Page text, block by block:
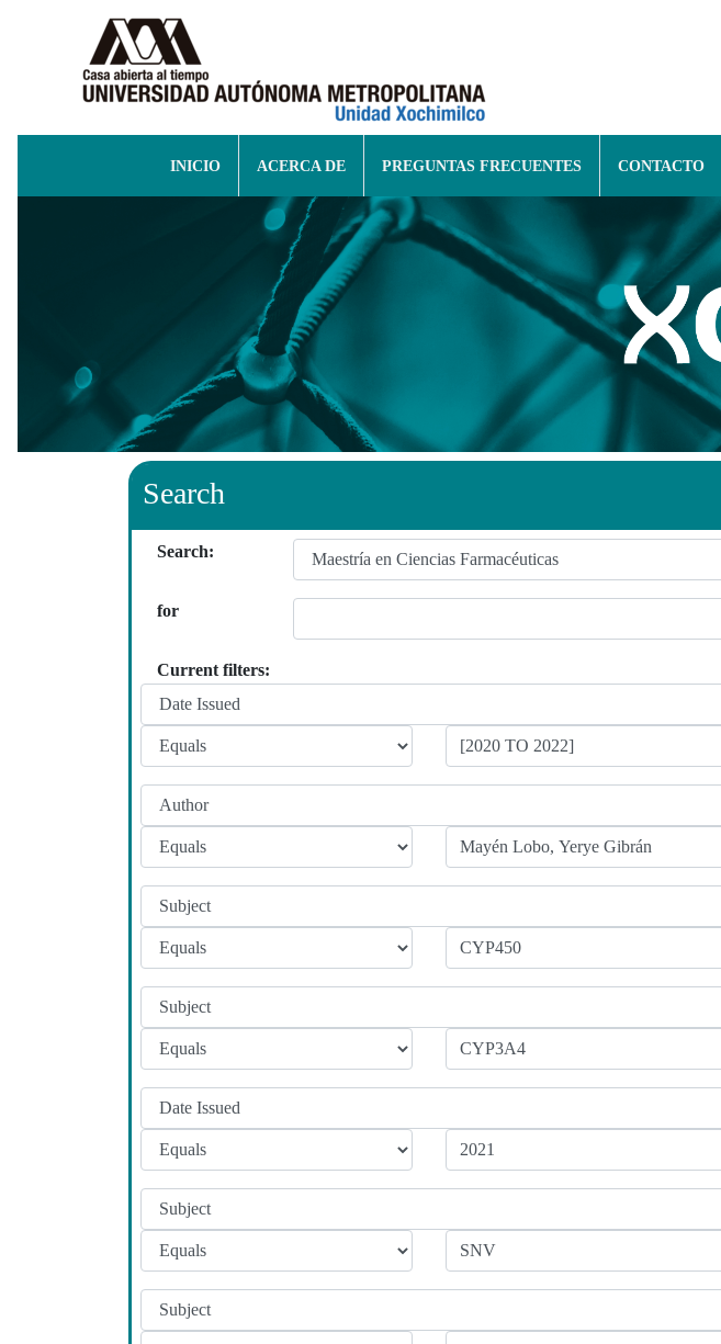
INICIO ACERCA DE PREGUNTAS FRECUENTES CONTACTO
Search
Search:
for
Current filters: